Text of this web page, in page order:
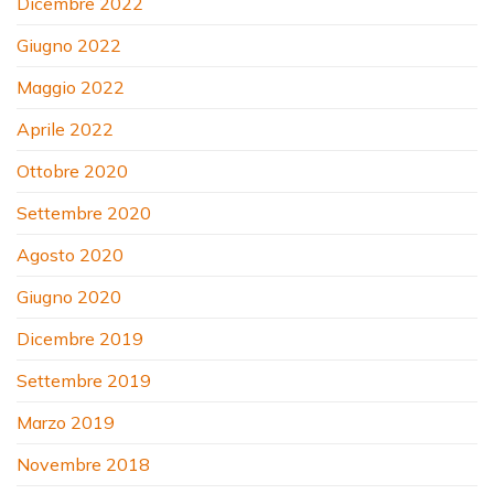
Giugno 2022
Maggio 2022
Aprile 2022
Ottobre 2020
Settembre 2020
Agosto 2020
Giugno 2020
Dicembre 2019
Settembre 2019
Marzo 2019
Novembre 2018